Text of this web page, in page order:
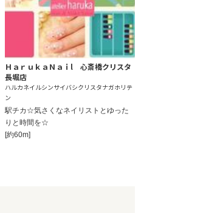
ＨａｒｕｋａＮａｉl 心斎橋クリスタ
長堀店
ハルカネイルシンサイバシクリスタナガホリテ
ン
駅チカ☆気さくなネイリストとゆった
りと時間を☆
[約60m]